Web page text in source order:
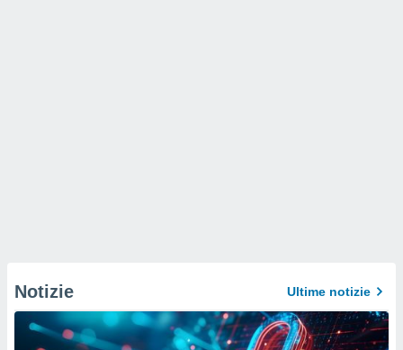
Notizie Ultime notizie